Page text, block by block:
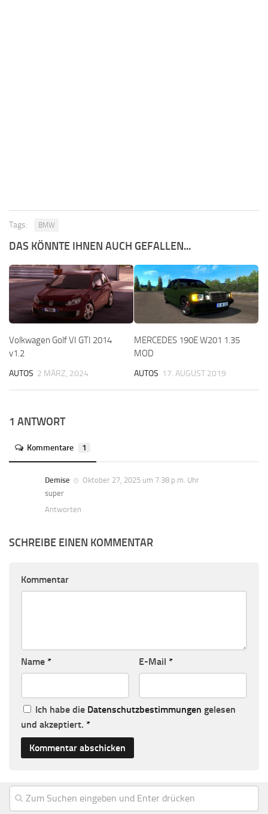
Tags: BMW
DAS KÖNNTE IHNEN AUCH GEFALLEN...
Volkwagen Golf VI GTI 2014
v1.2
AUTOS 2 MÄRZ, 2024
MERCEDES 190E W201 1.35
MOD
AUTOS 17. AUGUST 2019
1 ANTWORT
Kommentare 1
Demise
Oktober 27, 2025 um 7:38 p.m. Uhr
super
Antworten
SCHREIBE EINEN KOMMENTAR
Kommentar
Name * E-Mail *
Ich habe die Datenschutzbestimmungen gelesen
und akzeptiert. *